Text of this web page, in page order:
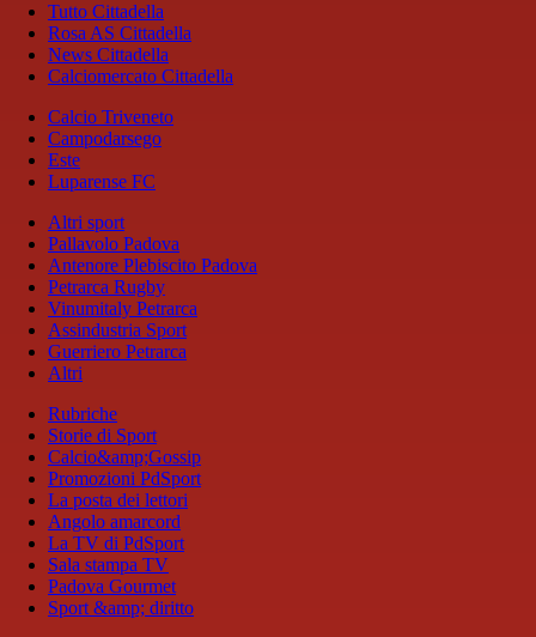
Tutto Cittadella
Rosa AS Cittadella
News Cittadella
Calciomercato Cittadella
Calcio Triveneto
Campodarsego
Este
Luparense FC
Altri sport
Pallavolo Padova
Antenore Plebiscito Padova
Petrarca Rugby
Vinumitaly Petrarca
Assindustria Sport
Guerriero Petrarca
Altri
Rubriche
Storie di Sport
Calcio&amp;Gossip
Promozioni PdSport
La posta dei lettori
Angolo amarcord
La TV di PdSport
Sala stampa TV
Padova Gourmet
Sport &amp; diritto